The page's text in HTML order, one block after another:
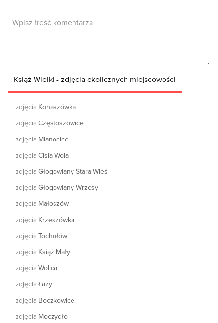
Książ Wielki - zdjęcia okolicznych miejscowości
zdjęcia Konaszówka
zdjęcia Częstoszowice
zdjęcia Mianocice
zdjęcia Cisia Wola
zdjęcia Głogowiany-Stara Wieś
zdjęcia Głogowiany-Wrzosy
zdjęcia Małoszów
zdjęcia Krzeszówka
zdjęcia Tochołów
zdjęcia Książ Mały
zdjęcia Wolica
zdjęcia Łazy
zdjęcia Boczkowice
zdjęcia Moczydło